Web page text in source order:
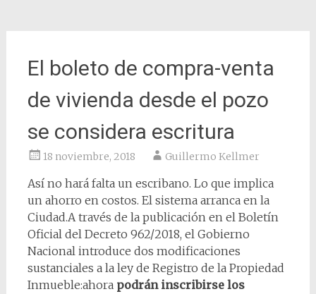
El boleto de compra-venta
de vivienda desde el pozo
se considera escritura
18 noviembre, 2018 Guillermo Kellmer
Así no hará falta un escribano. Lo que implica
un ahorro en costos. El sistema arranca en la
Ciudad.A través de la publicación en el Boletín
Oficial del Decreto 962/2018, el Gobierno
Nacional introduce dos modificaciones
sustanciales a la ley de Registro de la Propiedad
Inmueble:ahora podrán inscribirse los